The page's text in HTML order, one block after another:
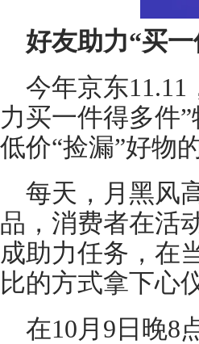
好友助力“买
今年京东
力买一件得多件
低价“捡漏”好物
每天，月黑风
品，消费者在活
成助力任务，在
比的方式拿下心
在10月9日晚8